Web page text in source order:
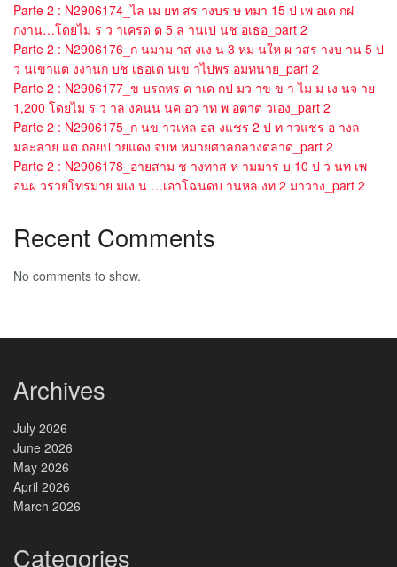
Parte 2 : N2906174_ไล เม ยท สร างบร ษ ทมา 15 ป เพ อเด กฝ
กงาน…โดยไม ร ว าเครด ต 5 ล านเป นช อเธอ_part 2
Parte 2 : N2906176_ก นมาม าส งเง น 3 หม นให ผ วสร างบ าน 5 ป
ว นเขาแต งงานก บช เธอเด นเข าไปพร อมทนาย_part 2
Parte 2 : N2906177_ข บรถหร ด าเด กป มว าข ข า ไม ม เง นจ าย
1,200 โดยไม ร ว าล งคนน นค อว าท พ อตาต วเอง_part 2
Parte 2 : N2906175_ก นข าวเหล อส งแชร 2 ป ท าวแชร อ างล
มละลาย แต ถอยป ายแดง จบท หมายศาลกลางตลาด_part 2
Parte 2 : N2906178_อายสาม ช างทาส ห ามมาร บ 10 ป ว นท เพ
อนผ วรวยโทรมาย มเง น …เอาโฉนดบ านหล งท 2 มาวาง_part 2
Recent Comments
No comments to show.
Archives
July 2026
June 2026
May 2026
April 2026
March 2026
Categories